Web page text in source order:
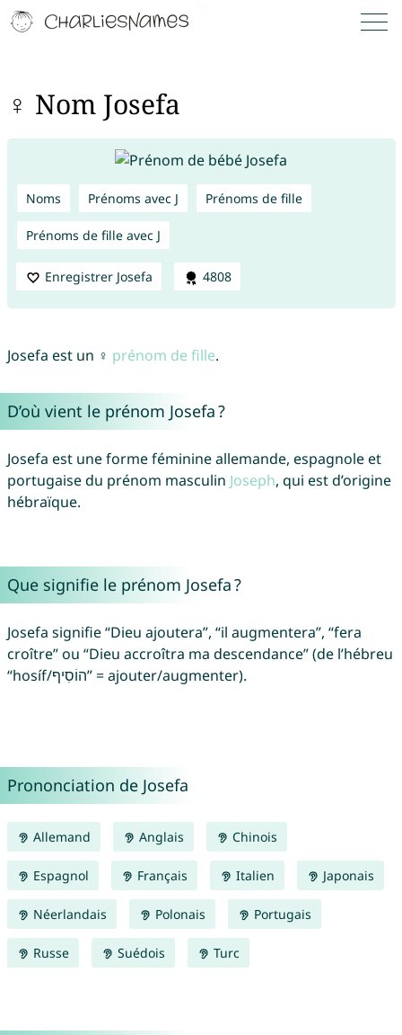
♀ Nom Josefa
Noms Prénoms avec J Prénoms de fille
Prénoms de fille avec J
Enregistrer Josefa 4808
Josefa est un ♀ prénom de fille.
D’où vient le prénom Josefa ?
Josefa est une forme féminine allemande, espagnole et
portugaise du prénom masculin Joseph, qui est d’origine
hébraïque.
Que signifie le prénom Josefa ?
Josefa signifie “Dieu ajoutera”, “il augmentera”, “fera
croître” ou “Dieu accroîtra ma descendance” (de l’hébreu
“hosíf/הוֹסִיף” = ajouter/augmenter).
Prononciation de Josefa
Allemand Anglais Chinois
Espagnol Français Italien Japonais
Néerlandais Polonais Portugais
Russe Suédois Turc